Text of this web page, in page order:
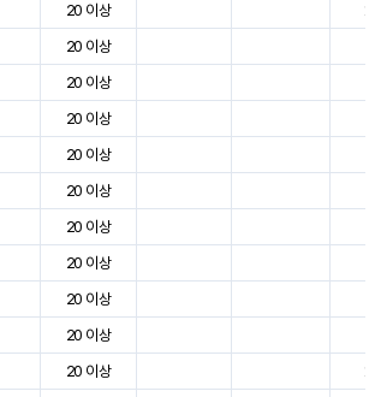
20 이상
20 이상
20 이상
20 이상
20 이상
20 이상
20 이상
20 이상
20 이상
20 이상
20 이상